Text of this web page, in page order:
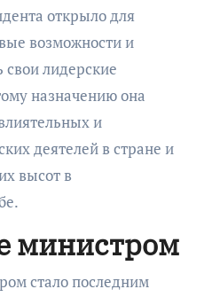
открыло для
возможности и
свои лидерские
назначению она
и
деятелей в стране и
высот в
министром
стало последним